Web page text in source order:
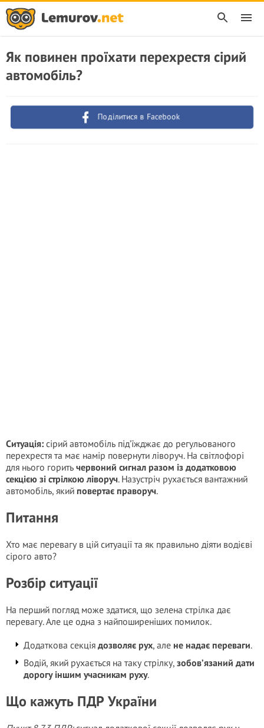
Як повинен проїхати перехрестя сірий
автомобіль?
Поділитися в Facebook
Ситуація: сірий автомобіль під’їжджає до регульованого
перехрестя та має намір повернути ліворуч. На світлофорі
для нього горить червоний сигнал разом із додатковою
секцією зі стрілкою ліворуч. Назустріч рухається вантажний
автомобіль, який повертає праворуч.
Питання
Хто має перевагу в цій ситуації та як правильно діяти водієві
сірого авто?
Розбір ситуації
На перший погляд може здатися, що зелена стрілка дає
перевагу. Але це одна з найпоширеніших помилок.
Додаткова секція дозволяє рух, але не надає переваги.
Водій, який рухається на таку стрілку, зобов’язаний дати
дорогу іншим учасникам руху.
Що кажуть ПДР України